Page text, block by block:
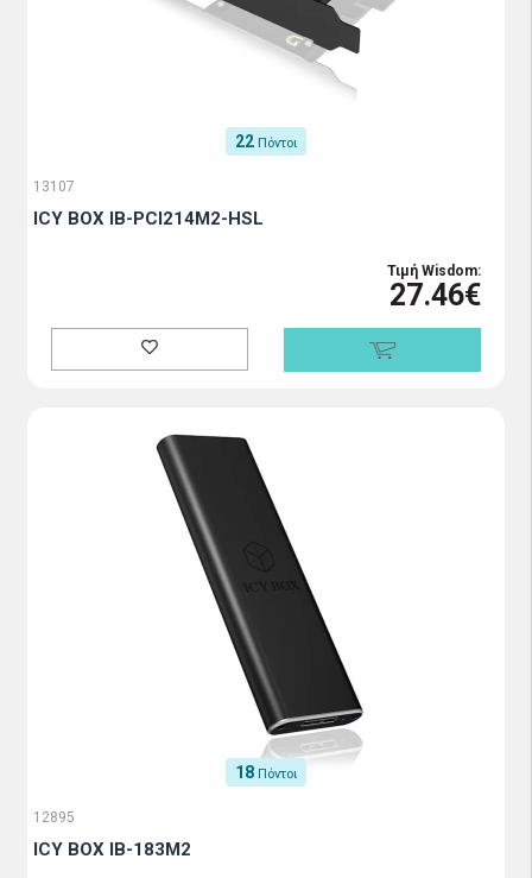
22 Πόντοι
13107
ICY BOX IB-PCI214M2-HSL
Τιμή Wisdom:
27.46€
18 Πόντοι
12895
ICY BOX IB-183M2